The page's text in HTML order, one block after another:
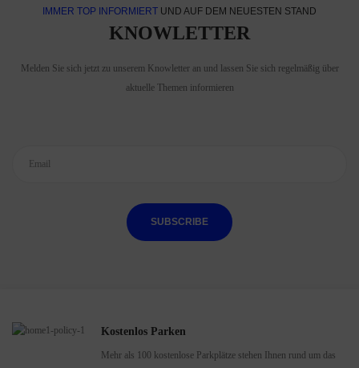
IMMER TOP INFORMIERT UND AUF DEM NEUESTEN STAND
KNOWLETTER
Melden Sie sich jetzt zu unserem Knowletter an und lassen Sie sich regelmäßig über
aktuelle Themen informieren
SUBSCRIBE
Kostenlos Parken
Mehr als 100 kostenlose Parkplätze stehen Ihnen rund um das